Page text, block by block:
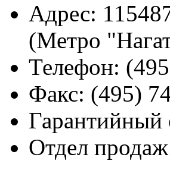
Адрес:
(Метро
Телефон:
Факс: (495)
Гарантийный
Отдел